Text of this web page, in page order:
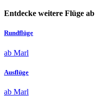
Entdecke weitere Flüge
Rundflüge
ab Marl
Ausflüge
ab Marl